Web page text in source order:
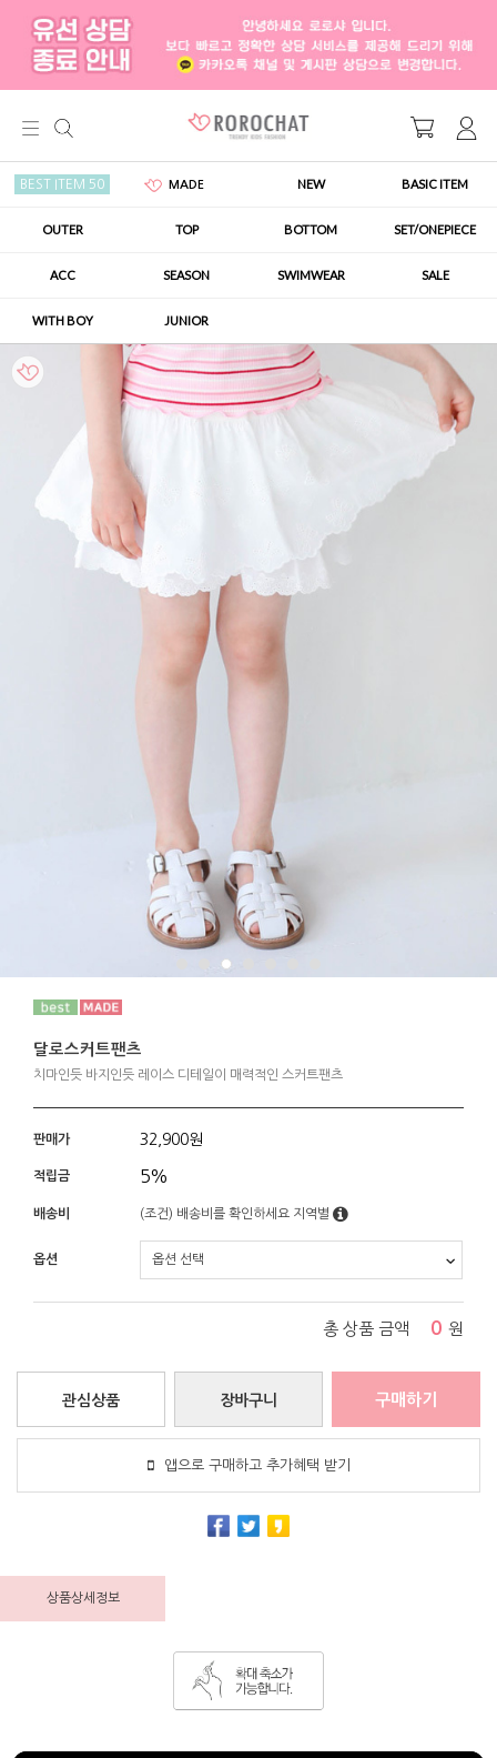
BEST ITEM 50 MADE NEW BASIC ITEM
OUTER TOP BOTTOM SET/ONEPIECE
ACC SEASON SWIMWEAR SALE
WITH BOY JUNIOR
달로스커트팬츠
치마인듯 바지인듯 레이스 디테일이 매력적인 스커트팬츠
판매가 32,900원
적립금 5%
배송비 (조건) 배송비를 확인하세요 지역별
옵션
총 상품 금액 0 원
장바구니
관심상품 구매하기
앱으로 구매하고 추가혜택 받기
상품상세정보